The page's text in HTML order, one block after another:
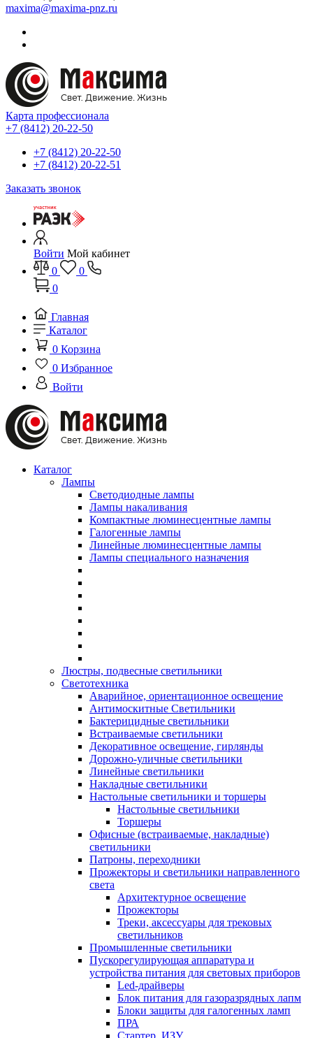
maxima@maxima-pnz.ru
Карта профессионала
+7 (8412) 20-22-50
+7 (8412) 20-22-50
+7 (8412) 20-22-51
Заказать звонок
Войти Мой кабинет
0
0
0
Главная
Каталог
0 Корзина
0 Избранное
Войти
Каталог
Лампы
Светодиодные лампы
Лампы накаливания
Компактные люминесцентные лампы
Галогенные лампы
Линейные люминесцентные лампы
Лампы специального назначения
Люстры, подвесные светильники
Светотехника
Аварийное, ориентационное освещение
Антимоскитные Светильники
Бактерицидные светильники
Встраиваемые светильники
Декоративное освещение, гирлянды
Дорожно-уличные светильники
Линейные светильники
Накладные светильники
Настольные светильники и торшеры
Настольные светильники
Торшеры
Офисные (встраиваемые, накладные)
светильники
Патроны, переходники
Прожекторы и светильники направленного
света
Архитектурное освещение
Прожекторы
Треки, аксессуары для трековых
светильников
Промышленные светильники
Пускорегулирующая аппаратура и
устройства питания для световых приборов
Led-драйверы
Блок питания для газоразрядных лапм
Блоки защиты для галогенных ламп
ПРА
Стартер, ИЗУ